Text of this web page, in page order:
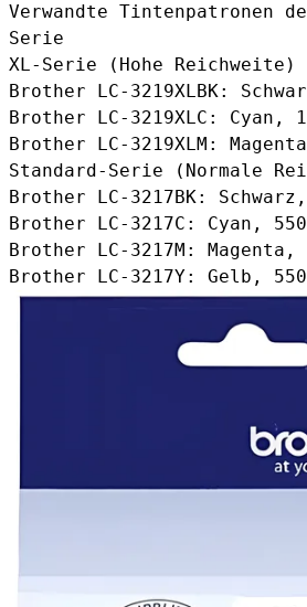
Verwandte Tintenpatronen
Serie
XL-Serie (Hohe Reichweite)
Brother LC-3219XLBK:
Brother LC-3219XLC : Cyan,
Brother LC-3219XLM :
Standard-Serie (Normale
Brother LC-3217BK:
Brother LC-3217C : Cyan,
Brother LC-3217M : Magenta,
Brother LC-3217Y: Gelb,